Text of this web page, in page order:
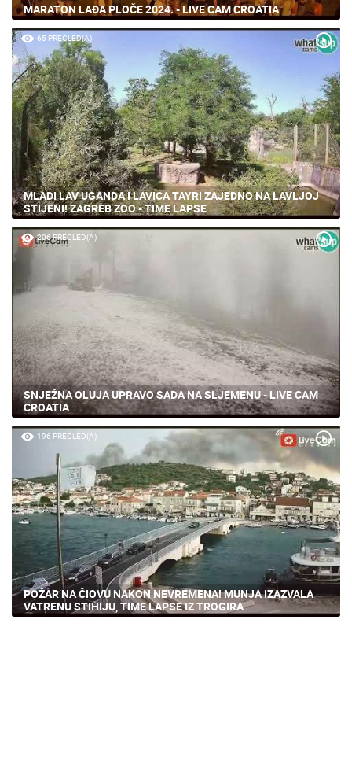
MARATON LAĐA PLOČE 2024. - LIVE CAM CROATIA
65 PREGLED(A)
MLADI LAV UGANDA I LAVICA TAYRI ZAJEDNO NA LAVLJOJ
STIJENI! ZAGREB ZOO - TIME LAPSE
206 PREGLED(A)
SNJEŽNA OLUJA UPRAVO SADA NA SLJEMENU - LIVE CAM
CROATIA
196 PREGLED(A)
POŽAR NA ČIOVU NAKON NEVREMENA! MUNJA IZAZVALA
VATRENU STIHIJU, TIME LAPSE IZ TROGIRA